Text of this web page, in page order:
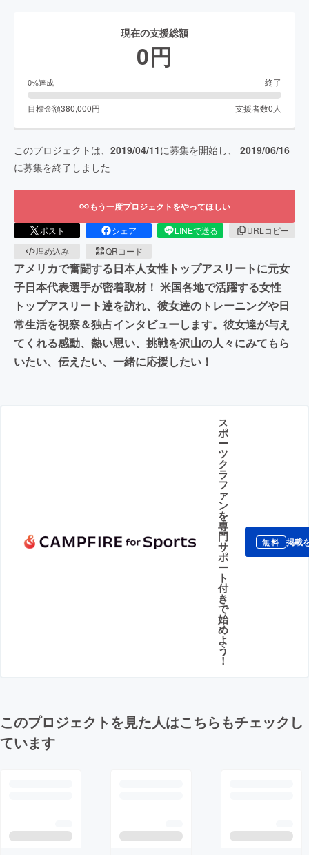
現在の支援総額
0円
0%達成 終了
目標金額380,000円 支援者数0 人
このプロジェクトは、 2019/04/11に募集を開始し、 2019/06/16
に募集を終了しました
もう一度プロジェクトをやってほしい
ポスト シェア LINEで送る
URLコピー
埋め込み
QRコード
アメリカで奮闘する日本人女性トップアスリートに元女
子日本代表選手が密着取材！ 米国各地で活躍する女性
トップアスリート達を訪れ、彼女達のトレーニングや日
常生活を視察＆独占インタビューします。彼女達が与え
てくれる感動、熱い思い、挑戦を沢山の人々にみてもら
いたい、伝えたい、一緒に応援したい！
ス
ポ
ー
ツ
ク
ラ
フ
ァ
ン
を
専
門
サ
ポ
ー
ト
付
き
で
始
め
よ
う
！
無料 掲載
このプロジェクトを見た人はこちらもチェックし
ています